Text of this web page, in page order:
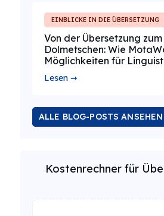
EINBLICKE IN DIE ÜBERSETZUNG
Von der Übersetzung zum
Dolmetschen: Wie
Möglichkeiten für
Lesen ➞
ALLE BLOG-POSTS ANSEHEN
Kostenrechner für